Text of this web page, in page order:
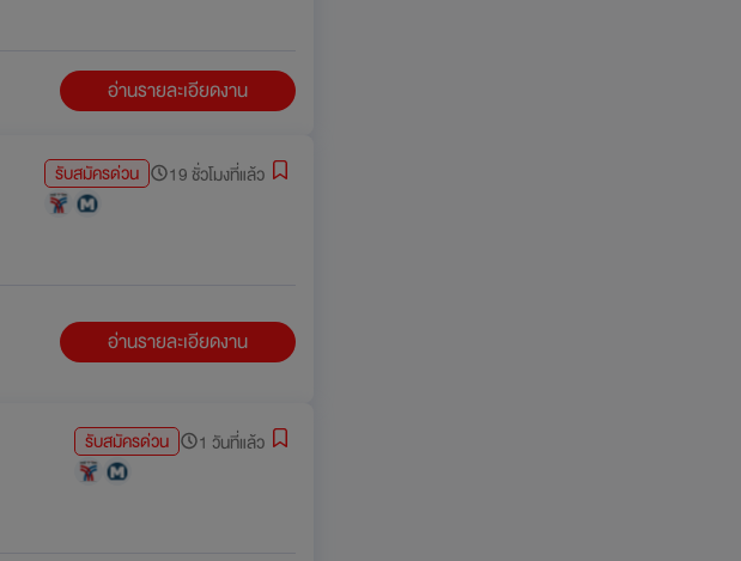
อ่านรายละเอียดงาน
รับสมัครด่วน 19 ชั่วโมงที่แล้ว
อ่านรายละเอียดงาน
รับสมัครด่วน 1 วันที่แล้ว